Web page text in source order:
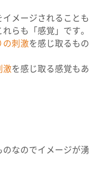
メージされることも
らも「感覚」です。
の刺激を感じ取るもの
激を感じ取る感覚もあ
なのでイメージが湧